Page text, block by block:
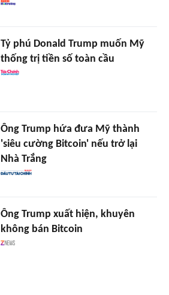
Tỷ phú Donald Trump muốn Mỹ
thống trị tiền số toàn cầu
Ông Trump hứa đưa Mỹ thành
'siêu cường Bitcoin' nếu trở lại
Nhà Trắng
Ông Trump xuất hiện, khuyên
không bán Bitcoin